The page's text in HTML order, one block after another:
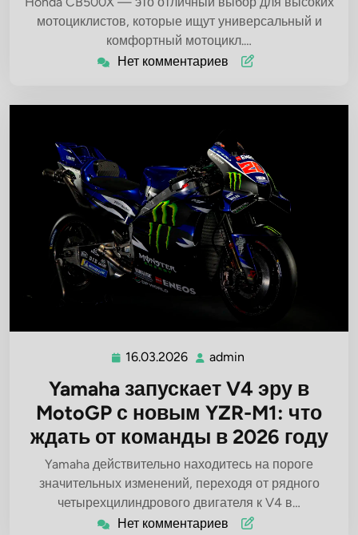
мотоциклистов, которые ищут универсальный и
комфортный мотоцикл.…
Нет комментариев
16.03.2026 16.03.2026
admin
Yamaha запускает V4 эру в
MotoGP с новым YZR-M1: что
ждать от команды в 2026 году
Yamaha действительно находитесь на пороге
значительных изменений, переходя от рядного
четырехцилиндрового двигателя к V4 в…
Нет комментариев